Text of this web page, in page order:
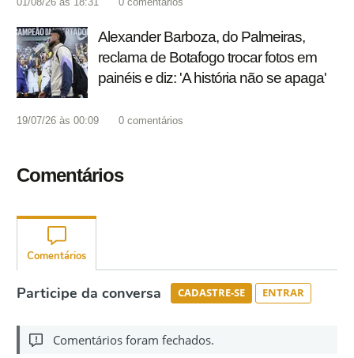
Alexander Barboza, do Palmeiras,
reclama de Botafogo trocar fotos em
painéis e diz: 'A história não se apaga'
19/07/26 às 00:09 0 comentários
Comentários